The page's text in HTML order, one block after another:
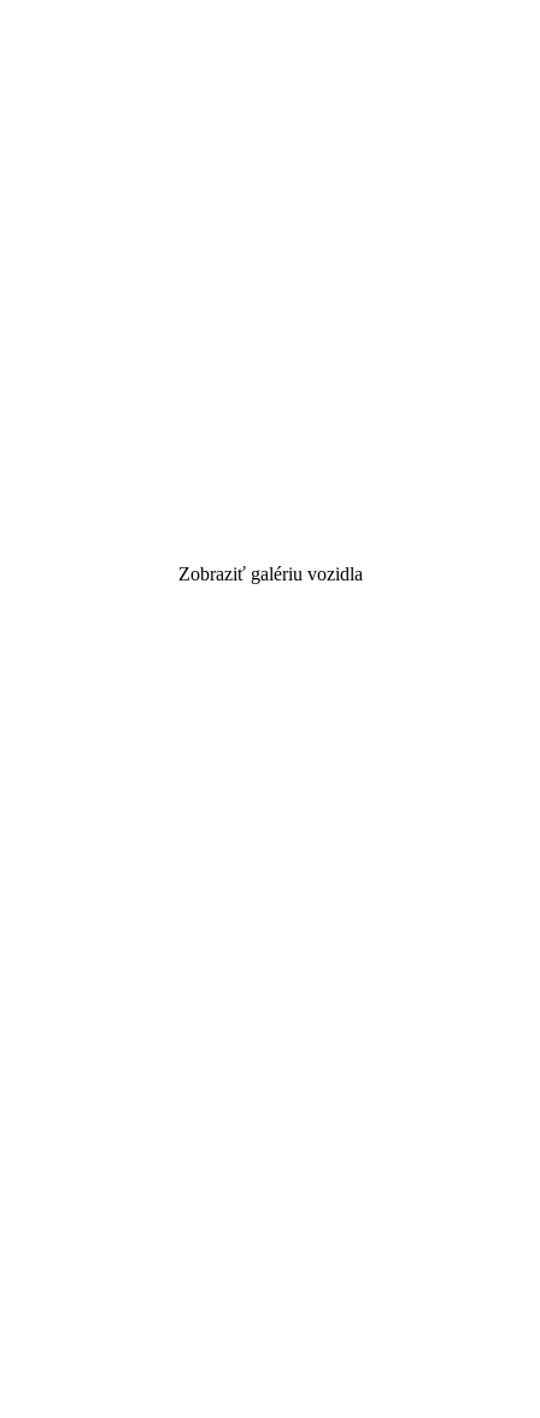
Zobraziť galériu vozidla